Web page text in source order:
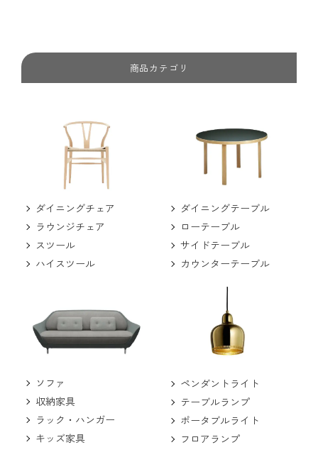
商品カテゴリ
ダイニングチェア
ラウンジチェア
スツール
ハイスツール
ダイニングテーブル
ローテーブル
サイドテーブル
カウンターテーブル
ソファ
収納家具
ラック・ハンガー
キッズ家具
ペンダントライト
テーブルランプ
ポータブルライト
フロアランプ